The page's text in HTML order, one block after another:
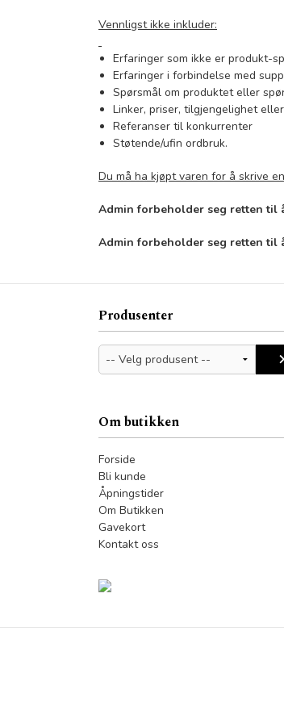
Vennligst ikke inkluder:
Erfaringer som ikke er produkt-
Erfaringer i forbindelse med
Spørsmål om produktet eller
Linker, priser, tilgjengelighet
Referanser til konkurrenter
Støtende/ufin ordbruk.
Du må ha kjøpt varen for å skrive
Admin forbeholder seg retten til
Admin forbeholder seg retten til
Produsenter
Om butikken
Forside
Bli kunde
Åpningstider
Om Butikken
Gavekort
Kontakt oss